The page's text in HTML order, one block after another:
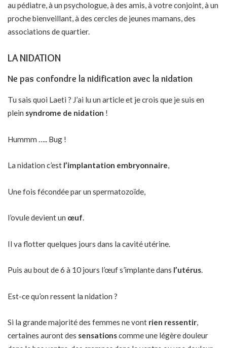
au pédiatre, à un psychologue, à des amis, à votre conjoint, à un
proche bienveillant, à des cercles de jeunes mamans, des
associations de quartier.
LA NIDATION
Ne pas confondre la nidification avec la nidation
Tu sais quoi Laeti ? J’ai lu un article et je crois que je suis en
plein syndrome de nidation !
Hummm ….. Bug !
La nidation c’est l’implantation embryonnaire,
Une fois fécondée par un spermatozoïde,
l’ovule devient un œuf.
Il va flotter quelques jours dans la cavité utérine.
Puis au bout de 6 à 10 jours l’œuf s’implante dans l’utérus.
Est-ce qu’on ressent la nidation ?
Si la grande majorité des femmes ne vont rien ressentir,
certaines auront des sensationscomme une légère douleur